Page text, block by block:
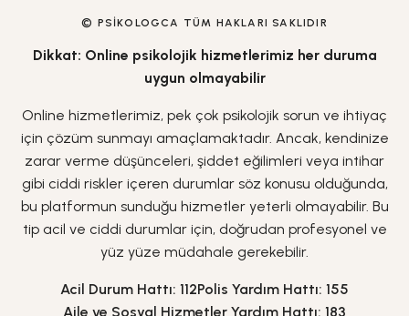
© PSIKOLOGCA TÜM HAKLARI SAKLIDIR
Dikkat: Online psikolojik hizmetlerimiz her duruma
uygun olmayabilir
Online hizmetlerimiz, pek çok psikolojik sorun ve ihtiyaç
için çözüm sunmayı amaçlamaktadır. Ancak, kendinize
zarar verme düşünceleri, şiddet eğilimleri veya intihar
gibi ciddi riskler içeren durumlar söz konusu olduğunda,
bu platformun sunduğu hizmetler yeterli olmayabilir. Bu
tip acil ve ciddi durumlar için, doğrudan profesyonel ve
yüz yüze müdahale gerekebilir.
Acil Durum Hattı: 112Polis Yardım Hattı: 155
Aile ve Sosyal Hizmetler Yardım Hattı: 183